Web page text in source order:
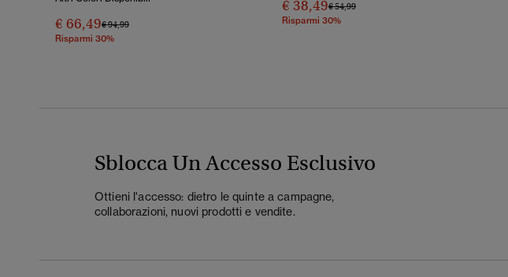
€ 66,49Prezzo Ridotto Da
€ 94,99A
Risparmi 30%
€ 38,49Prezzo Ridotto Da
€ 54,99A
Risparmi 30%
Sblocca Un Accesso Esclusivo
Ottieni l'accesso: dietro le quinte a campagne,
collaborazioni, nuovi prodotti e vendite.